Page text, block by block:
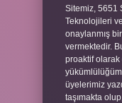
Sitemiz, 5651
Teknolojileri
onaylanmış
vermektedir.
proaktif olarak
üyelerimiz
taşımakta